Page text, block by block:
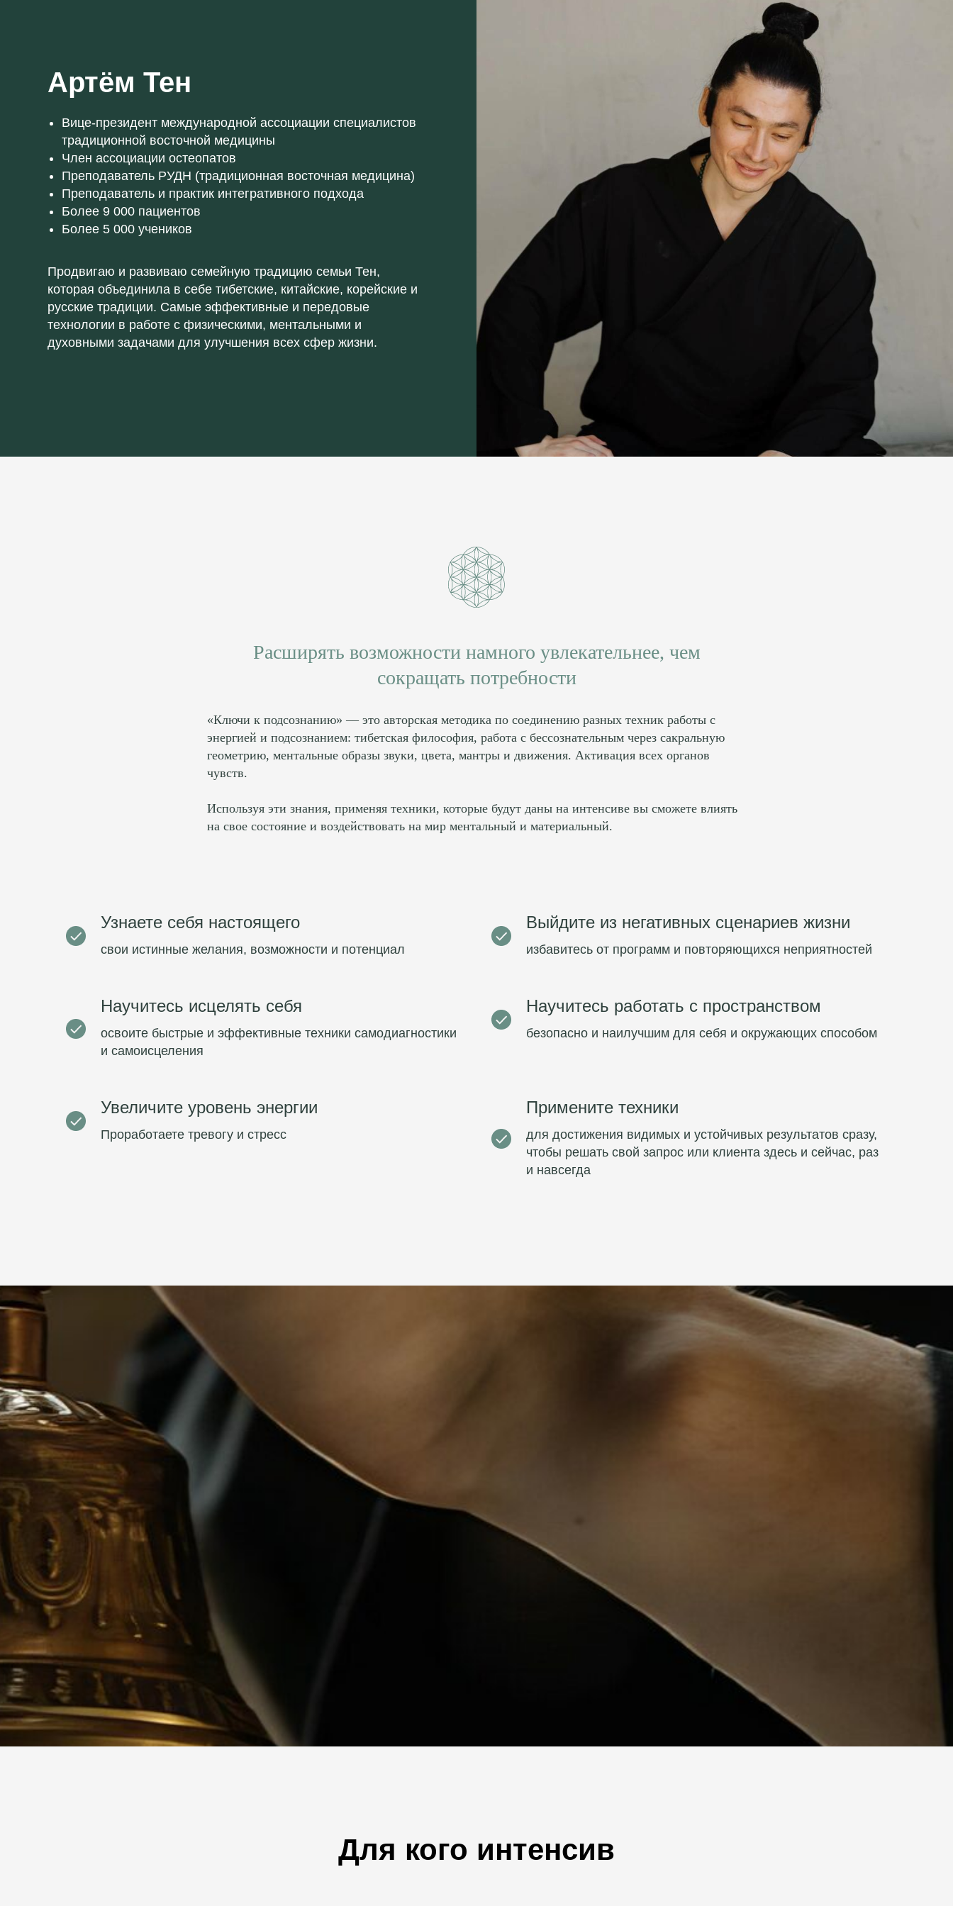
Артём Тен
Вице-президент международной ассоциации специалистов
традиционной восточной медицины
Член ассоциации остеопатов
Преподаватель РУДН (традиционная восточная медицина)
Преподаватель и практик интегративного подхода
Более 9 000 пациентов
Более 5 000 учеников
Продвигаю и развиваю семейную традицию семьи Тен,
которая объединила в себе тибетские, китайские, корейские и
русские традиции. Самые эффективные и передовые
технологии в работе с физическими, ментальными и
духовными задачами для улучшения всех сфер жизни.
Расширять возможности намного увлекательнее, чем
сокращать потребности
«Ключи к подсознанию» –– это авторская методика по соединению разных техник работы с
энергией и подсознанием: тибетская философия, работа с бессознательным через сакральную
геометрию, ментальные образы звуки, цвета, мантры и движения. Активация всех органов
чувств.
Используя эти знания, применяя техники, которые будут даны на интенсиве вы сможете влиять
на свое состояние и воздействовать на мир ментальный и материальный.
Узнаете себя настоящего
свои истинные желания, возможности и потенциал
Выйдите из негативных сценариев жизни
избавитесь от программ и повторяющихся неприятностей
Научитесь исцелять себя
освоите быстрые и эффективные техники самодиагностики
и самоисцеления
Научитесь работать с пространством
безопасно и наилучшим для себя и окружающих способом
Увеличите уровень энергии
Проработаете тревогу и стресс
Примените техники
для достижения видимых и устойчивых результатов сразу,
чтобы решать свой запрос или клиента здесь и сейчас, раз
и навсегда
Для кого интенсив